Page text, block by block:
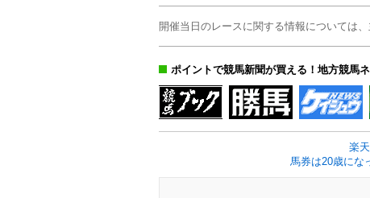
開催当日のレースに関する情報については
ポイントで競馬新聞が買える！地方競馬
楽
馬券は20歳にな